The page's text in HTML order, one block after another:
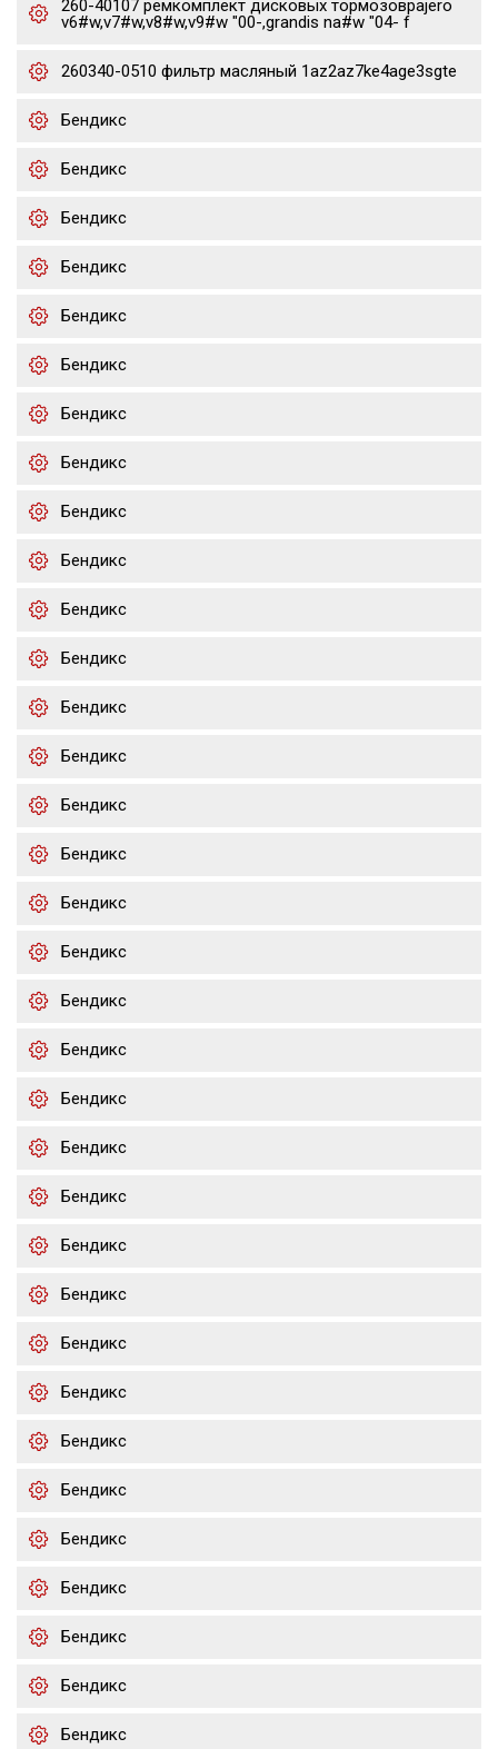
260-40107 ремкомплект дисковых тормозовpajero
v6#w,v7#w,v8#w,v9#w "00-,grandis na#w "04- f
260340-0510 фильтр масляный 1az2az7ke4age3sgte
Бендикс
Бендикс
Бендикс
Бендикс
Бендикс
Бендикс
Бендикс
Бендикс
Бендикс
Бендикс
Бендикс
Бендикс
Бендикс
Бендикс
Бендикс
Бендикс
Бендикс
Бендикс
Бендикс
Бендикс
Бендикс
Бендикс
Бендикс
Бендикс
Бендикс
Бендикс
Бендикс
Бендикс
Бендикс
Бендикс
Бендикс
Бендикс
Бендикс
Бендикс